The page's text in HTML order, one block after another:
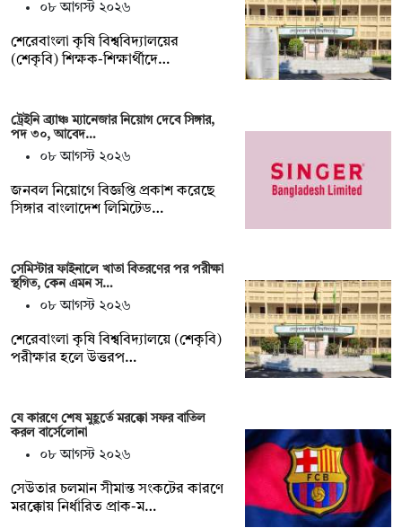
০৮ আগস্ট ২০২৬
শেরেবাংলা কৃষি বিশ্ববিদ্যালয়ের
(শেকৃবি) শিক্ষক-শিক্ষার্থীদে…
ট্রেইনি ব্র্যাঞ্চ ম্যানেজার নিয়োগ দেবে সিঙ্গার,
পদ ৩০, আবেদ…
০৮ আগস্ট ২০২৬
জনবল নিয়োগে বিজ্ঞপ্তি প্রকাশ করেছে
সিঙ্গার বাংলাদেশ লিমিটেড…
সেমিস্টার ফাইনালে খাতা বিতরণের পর পরীক্ষা
স্থগিত, কেন এমন স…
০৮ আগস্ট ২০২৬
শেরেবাংলা কৃষি বিশ্ববিদ্যালয়ে (শেকৃবি)
পরীক্ষার হলে উত্তরপ…
যে কারণে শেষ মুহূর্তে মরক্কো সফর বাতিল
করল বার্সেলোনা
০৮ আগস্ট ২০২৬
সেউতার চলমান সীমান্ত সংকটের কারণে
মরক্কোয় নির্ধারিত প্রাক-ম…